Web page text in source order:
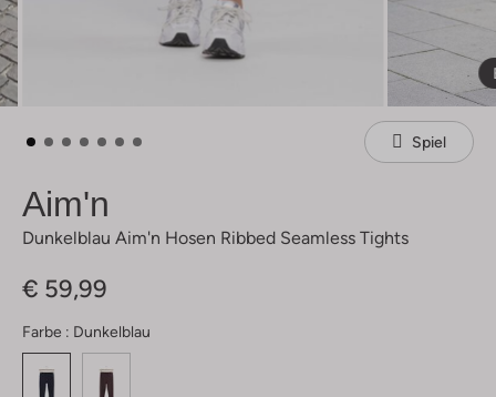
Spiel
Aim'n
Dunkelblau Aim'n Hosen Ribbed Seamless Tights
€ 59,99
Farbe : Dunkelblau